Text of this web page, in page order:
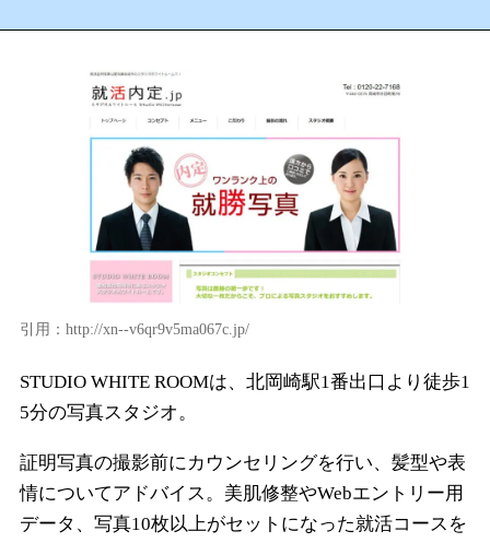
引用：http://xn--v6qr9v5ma067c.jp/
STUDIO WHITE ROOMは、北岡崎駅1番出口より徒歩1
5分の写真スタジオ。
証明写真の撮影前にカウンセリングを行い、髪型や表
情についてアドバイス。美肌修整やWebエントリー用
データ、写真10枚以上がセットになった就活コースを